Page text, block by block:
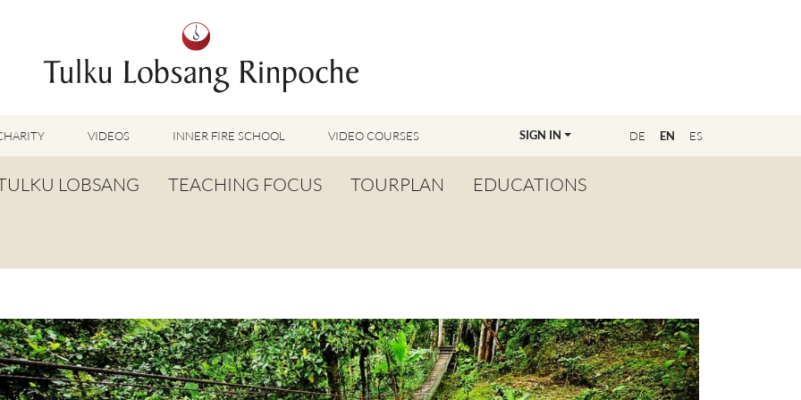
DE EN ES
SIGN IN
VIDEOS
TUMMO VIDEOS
TV-FEATURES & INTERVIEWS
OTHER VIDEOS
INNER FIRE SCHOOL VIDEO COURSES
LOBSANG
LIFE PRAYER
TEACHING FOCUS
LU JONG
TOG CHÖD
TSA LUNG
TOURPLAN EDUCATIONS
BECOME A TEACHER
MASTER CLASS
REGISTRATION